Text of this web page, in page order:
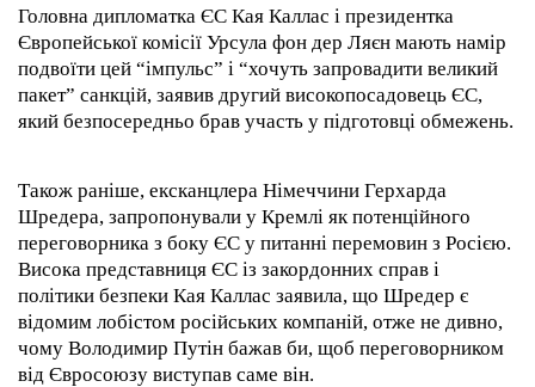
Головна дипломатка ЄС Кая Каллас і президентка
Європейської комісії Урсула фон дер Ляєн мають намір
подвоїти цей “імпульс” і “хочуть запровадити великий
пакет” санкцій, заявив другий високопосадовець ЄС,
який безпосередньо брав участь у підготовці обмежень.
Також раніше, ексканцлера Німеччини Герхарда
Шредера, запропонували у Кремлі як потенційного
переговорника з боку ЄС у питанні перемовин з Росією.
Висока представниця ЄС із закордонних справ і
політики безпеки Кая Каллас заявила, що Шредер є
відомим лобістом російських компаній, отже не дивно,
чому Володимир Путін бажав би, щоб переговорником
від Євросоюзу виступав саме він.